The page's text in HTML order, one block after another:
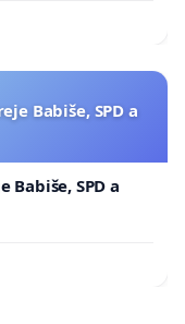
Babiše, SPD a
SPD a